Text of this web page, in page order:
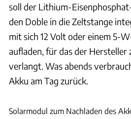
soll der Lithium-
den Doble in die Zeltstange
mit sich 12 Volt oder einem 5-
aufladen, für das der Hersteller
verlangt. Was abends
Akku am Tag zurück.
Solarmodul zum Nachladen des